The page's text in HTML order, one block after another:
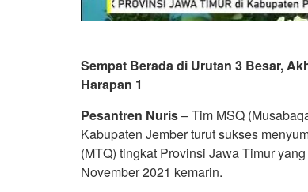
Sempat Berada di Urutan 3 Besar,
Harapan 1
Pesantren Nuris– Tim MSQ
Kabupaten Jember turut sukses
(MTQ) tingkat Provinsi Jawa Timur
November 2021 kemarin.